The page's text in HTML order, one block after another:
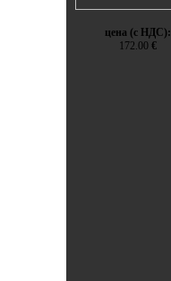
цена (с НДС):
172.00 €